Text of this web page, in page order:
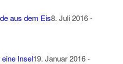
aus dem Eis8. Juli 2016 -
Insel19. Januar 2016 -